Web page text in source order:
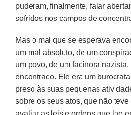
puderam, finalmente, falar
sofridos nos campos de
Mas o mal que se esperava
um mal absoluto, de um
um povo, de um facínora
encontrado. Ele era um
preso às suas pequenas
sobre os seus atos, que não
avaliar as leis e ordens que lhe